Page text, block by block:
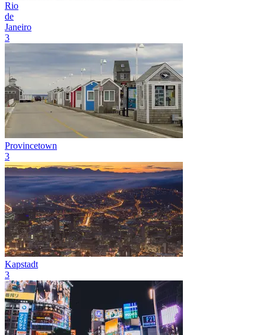
Rio
de
Janeiro
3
Provincetown
3
Kapstadt
3